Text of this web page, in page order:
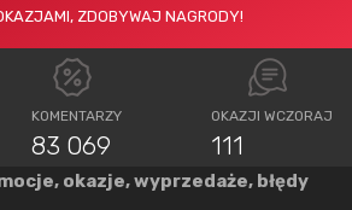
ZDOBYWAJ NAGRODY!
KOMENTARZY
83 069
OKAZJI WCZORAJ
111
okazje, wyprzedaże, błędy